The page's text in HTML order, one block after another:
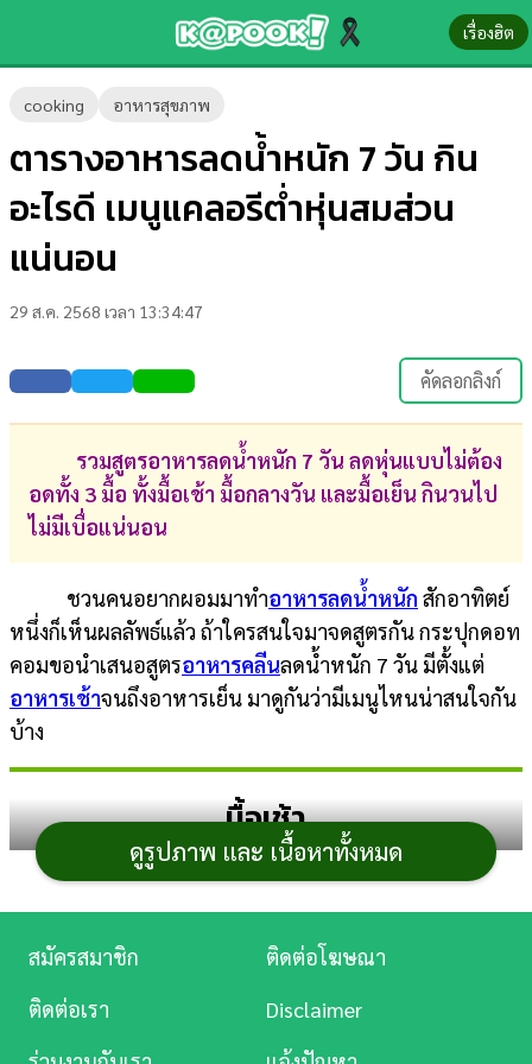
เรื่องฮิต
cooking อาหารสุขภาพ
ตารางอาหารลดน้ำหนัก 7 วัน กิน
อะไรดี เมนูแคลอรีต่ำหุ่นสมส่วน
แน่นอน
29 ส.ค. 2568 เวลา 13:34:47
คัดลอกลิงก์
รวมสูตรอาหารลดน้ำหนัก 7 วัน ลดหุ่นแบบไม่ต้อง
อดทั้ง 3 มื้อ ทั้งมื้อเช้า มื้อกลางวัน และมื้อเย็น กินวนไป
ไม่มีเบื่อแน่นอน
ชวนคนอยากผอมมาทำอาหารลดน้ำหนัก สักอาทิตย์
หนึ่งก็เห็นผลลัพธ์แล้ว ถ้าใครสนใจมาจดสูตรกัน กระปุกดอท
คอมขอนำเสนอสูตรอาหารคลีนลดน้ำหนัก 7 วัน มีตั้งแต่
อาหารเช้าจนถึงอาหารเย็น มาดูกันว่ามีเมนูไหนน่าสนใจกัน
บ้าง
มื้อเช้า
1. อาซาอิโบลว์
ดูรูปภาพ และ เนื้อหาทั้งหมด
ข่าว-
ความ
รู้
บันเทิง
ตรวจ
หวย
บอล
สด
เงิน
การ
ศึกษา
บันเทิง
ดู
หนัง
สมัครสมาชิก
ติดต่อโฆษณา
ติดต่อเรา
Disclaimer